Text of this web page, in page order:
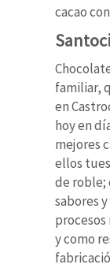
cacao
familiar,
en
hoy en
mejores
ellos
de roble;
sabores
procesos
y como